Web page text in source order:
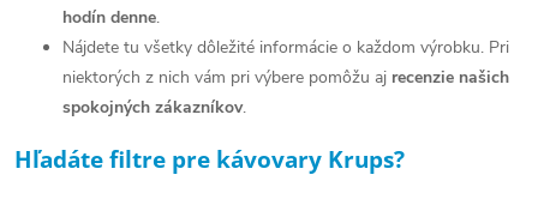
v
hodín denne.
Nájdete tu všetky dôležité informácie o každom výrobku. Pri
niektorých z nich vám pri výbere pomôžu aj recenzie našich
spokojných zákazníkov.
Hľadáte filtre pre kávovary Krups?